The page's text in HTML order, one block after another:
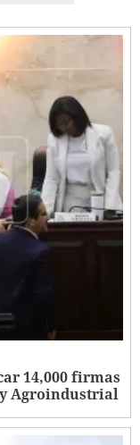
14,000 firmas
Agroindustrial